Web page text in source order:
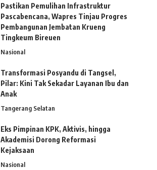
Pastikan Pemulihan Infrastruktur
Pascabencana, Wapres Tinjau Progres
Pembangunan Jembatan Krueng
Tingkeum Bireuen
Nasional
Transformasi Posyandu di Tangsel,
Pilar: Kini Tak Sekadar Layanan Ibu dan
Anak
Tangerang Selatan
Eks Pimpinan KPK, Aktivis, hingga
Akademisi Dorong Reformasi
Kejaksaan
Nasional